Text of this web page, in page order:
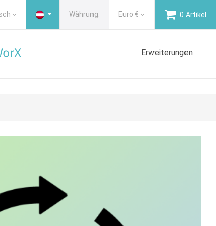
Währung: Euro € 0 Artikel
Erweiterungen